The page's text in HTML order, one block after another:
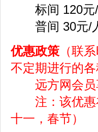
标间 120元
普间 30元/
优惠政策 （联
不定期进行的各
远方网会员
注：该优惠
十一，春节）